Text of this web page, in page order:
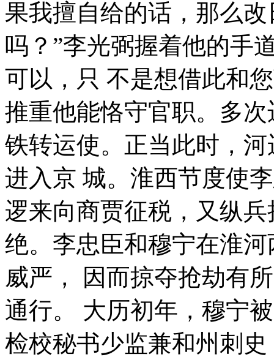
果我擅自给的话，那么
吗？”李光弼握着他的手
可以，只 不是想借此和
推重他能恪守官职。多
铁转运使。正当此时，
进入京 城。淮西节度使
逻来向商贾征税，又纵
绝。李忠臣和穆宁在淮
威严， 因而掠夺抢劫有
通行。 大历初年，穆宁
检校秘书少监兼和州刺